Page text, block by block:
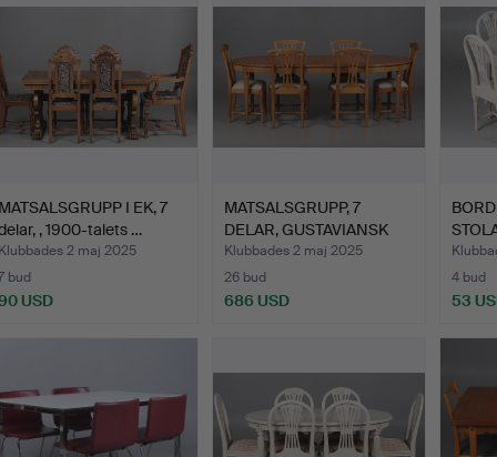
MATSALSGRUPP I EK, 7
, 1900-talets …
Klubbades 2 maj 2025
bud
USD
MATSALSGRUPP, 7
DELAR, GUSTAVIANSK
STIL. B…
Klubbades 2 maj 2025
26 bud
686 USD
4 bud
53